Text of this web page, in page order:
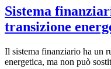
Sistema
transizione
Il sistema finanziario ha un
energetica, ma non può